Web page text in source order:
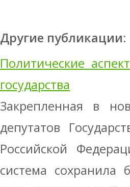
Другие публикации:
Политические
государства
Закрепленная в
депутатов
Российской
система сохранила